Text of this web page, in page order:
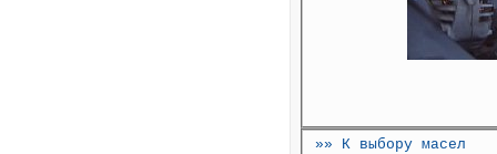
»» К выбору масел